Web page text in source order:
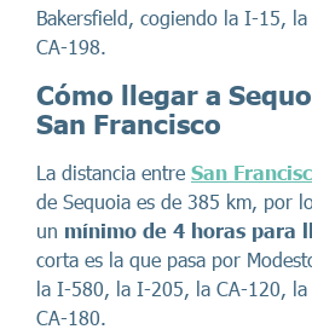
Bakersfield, cogiendo la I-15,
CA-198.
Cómo llegar a
San Francisco
La distancia entre San
de Sequoia es de 385 km, por
un mínimo de 4 horas para
corta es la que pasa por
la I-580, la I-205, la CA-120,
CA-180.